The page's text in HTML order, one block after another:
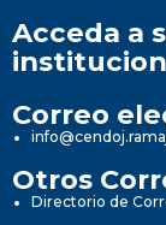
Acceda a
Correo
Otros
Directorio de